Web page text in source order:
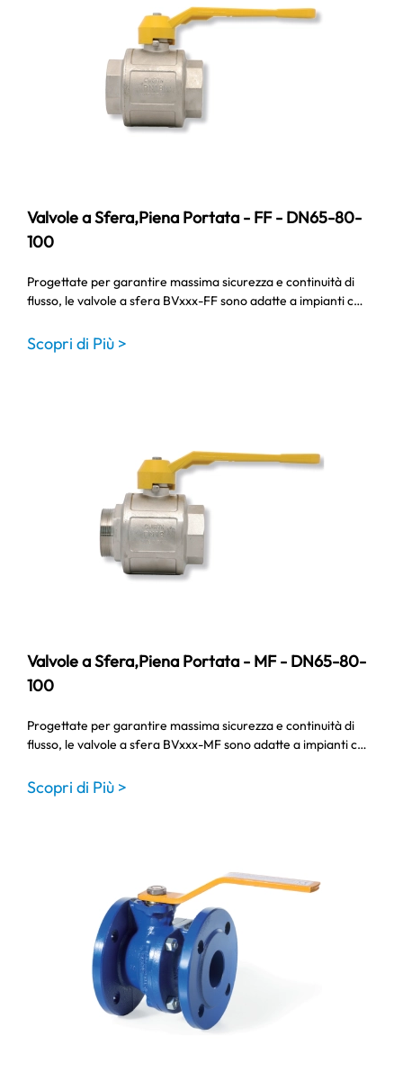
Valvole a Sfera,Piena Portata - FF - DN65-80-
100
Progettate per garantire massima sicurezza e continuità di
flusso, le valvole a sfera BVxxx-FF sono adatte a impianti c…
Scopri di Più >
Valvole a Sfera,Piena Portata - MF - DN65-80-
100
Progettate per garantire massima sicurezza e continuità di
flusso, le valvole a sfera BVxxx-MF sono adatte a impianti c…
Scopri di Più >